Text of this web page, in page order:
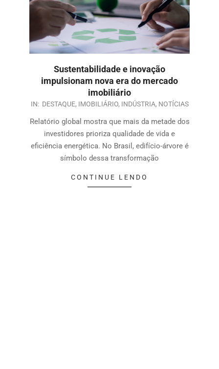
Sustentabilidade e inovação
impulsionam nova era do mercado
imobiliário
IN: DESTAQUE, IMOBILIÁRIO, INDÚSTRIA, NOTÍCIAS
Relatório global mostra que mais da metade dos
investidores prioriza qualidade de vida e
eficiência energética. No Brasil, edifício-árvore é
símbolo dessa transformação
CONTINUE LENDO